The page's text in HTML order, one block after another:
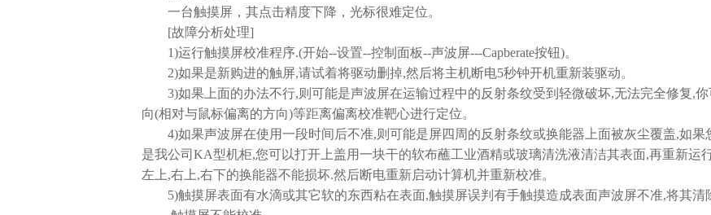
一台触摸屏，其点击精度下降，光标很难定位。
[故障分析处理]
1)运行触摸屏校准程序.(开始--设置--控制面板--声波屏---Capberate按钮)。
2)如果是新购进的触屏,请试着将驱动删掉,然后将主机断电5秒钟开机重新装驱动。
3)如果上面的办法不行,则可能是声波屏在运输过程中的反射条纹受到轻微破坏,无法完全修复,你
向(相对与鼠标偏离的方向)等距离偏离校准靶心进行定位。
4)如果声波屏在使用一段时间后不准,则可能是屏四周的反射条纹或换能器上面被灰尘覆盖,如果
是我公司KA型机柜,您可以打开上盖用一块干的软布蘸工业酒精或玻璃清洗液清洁其表面,再重新运
左上,右上,右下的换能器不能损坏.然后断电重新启动计算机并重新校准。
5)触摸屏表面有水滴或其它软的东西粘在表面,触摸屏误判有手触摸造成表面声波屏不准,将其清